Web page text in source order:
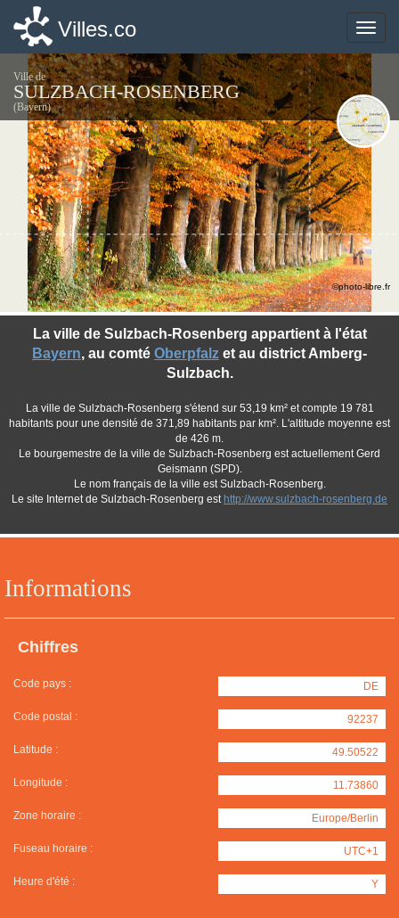
Toggle
Villes.co
Ville de
SULZBACH-ROSENBERG
(Bayern)
Informations
Chiffres
Code pays : DE
Code postal : 92237
Latitude : 49.50522
Longitude : 11.73860
Zone horaire : Europe/Berlin
Fuseau horaire : UTC+1
Heure d'été : Y
La ville de Sulzbach-Rosenberg appartient à l'état
Bayern, au comté Oberpfalz et au district Amberg-
Sulzbach.
La ville de Sulzbach-Rosenberg s'étend sur 53,19 km² et compte 19 781
habitants pour une densité de 371,89 habitants par km². L'altitude moyenne est
de 426 m.
Le bourgemestre de la ville de Sulzbach-Rosenberg est actuellement Gerd
Geismann (SPD).
Le nom français de la ville est Sulzbach-Rosenberg.
Le site Internet de Sulzbach-Rosenberg est http://www.sulzbach-rosenberg.de
©photo-libre.fr
Toggle
Villes.co